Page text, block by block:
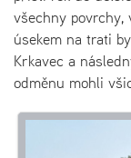
všechny povrchy,
úsekem na trati
Krkavec a
odměnu mohli